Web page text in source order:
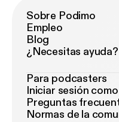
Sobre Podimo
Empleo
Blog
¿Necesitas ayuda?
Para podcasters
Iniciar sesión
Preguntas
Normas de la